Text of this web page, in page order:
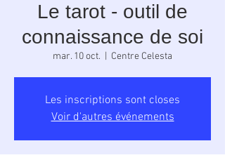
Le tarot - outil de
connaissance de soi
mar. 10 oct. Centre Celesta
Les inscriptions sont closes
Voir d'autres événements